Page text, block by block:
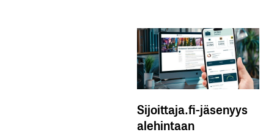
Sijoittaja.fi-jäsenyys
alehintaan